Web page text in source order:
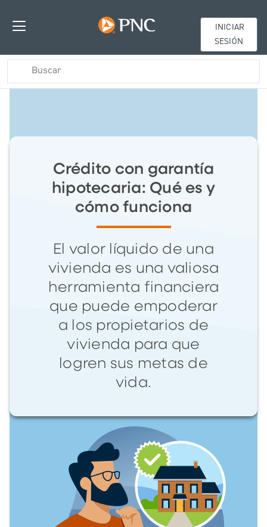
INICIAR
SESIÓN
Crédito con garantía
hipotecaria: Qué es y
cómo funciona
El valor líquido de una
vivienda es una valiosa
herramienta financiera
que puede empoderar
a los propietarios de
vivienda para que
logren sus metas de
vida.